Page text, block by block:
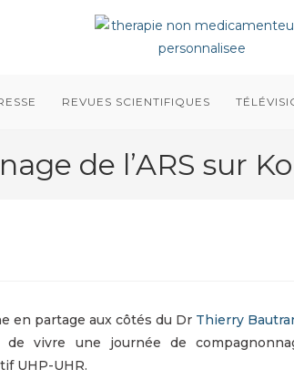
REVUES SCIENTIFIQUES
de l’ARS sur
en partage aux côtés du Dr Thierry
vivre une journée de
UHP-UHR.